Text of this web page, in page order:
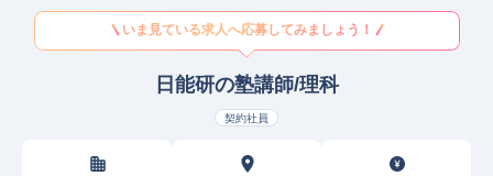
いま見ている求人へ応募してみましょう！
日能研の塾講師/理科
契約社員